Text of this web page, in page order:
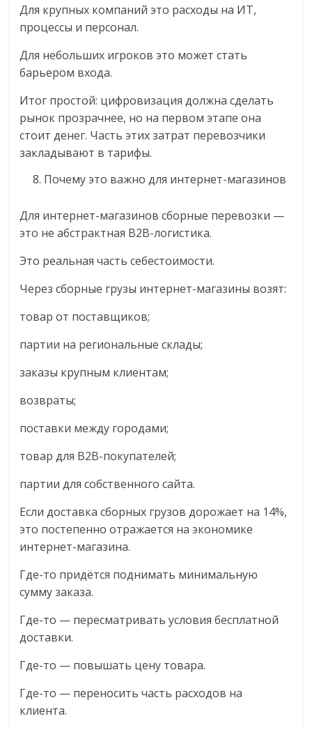
Для крупных компаний это расходы на ИТ,
процессы и персонал.
Для небольших игроков это может стать
барьером входа.
Итог простой: цифровизация должна сделать
рынок прозрачнее, но на первом этапе она
стоит денег. Часть этих затрат перевозчики
закладывают в тарифы.
Почему это важно для интернет-магазинов
Для интернет-магазинов сборные перевозки —
это не абстрактная B2B-логистика.
Это реальная часть себестоимости.
Через сборные грузы интернет-магазины возят:
товар от поставщиков;
партии на региональные склады;
заказы крупным клиентам;
возвраты;
поставки между городами;
товар для B2B-покупателей;
партии для собственного сайта.
Если доставка сборных грузов дорожает на 14%,
это постепенно отражается на экономике
интернет-магазина.
Где-то придётся поднимать минимальную
сумму заказа.
Где-то — пересматривать условия бесплатной
доставки.
Где-то — повышать цену товара.
Где-то — переносить часть расходов на
клиента.